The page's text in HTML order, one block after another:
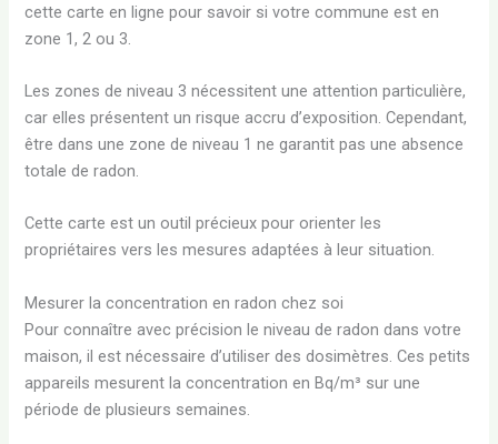
cette carte en ligne pour savoir si votre commune est en
zone 1, 2 ou 3.
Les zones de niveau 3 nécessitent une attention particulière,
car elles présentent un risque accru d’exposition. Cependant,
être dans une zone de niveau 1 ne garantit pas une absence
totale de radon.
Cette carte est un outil précieux pour orienter les
propriétaires vers les mesures adaptées à leur situation.
Mesurer la concentration en radon chez soi
Pour connaître avec précision le niveau de radon dans votre
maison, il est nécessaire d’utiliser des dosimètres. Ces petits
appareils mesurent la concentration en Bq/m³ sur une
période de plusieurs semaines.